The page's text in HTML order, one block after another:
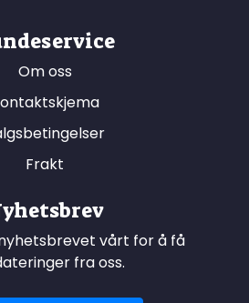
Om oss
Frakt
vårt for å få
fra oss.